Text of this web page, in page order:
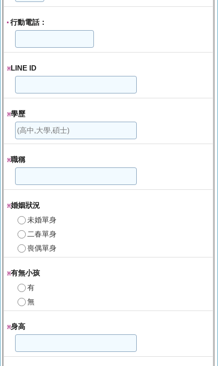
* 行動電話：
※LINE ID
※學歷
※職稱
※婚姻狀況
未婚單身
二春單身
喪偶單身
※有無小孩
有
無
※身高